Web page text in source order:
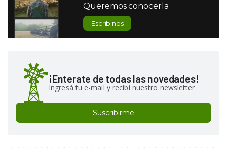
Queremos conocerla
Escribinos
¡Enterate de todas las novedades!
Ingresá tu e-mail y recibí nuestro newsletter
Suscribirme